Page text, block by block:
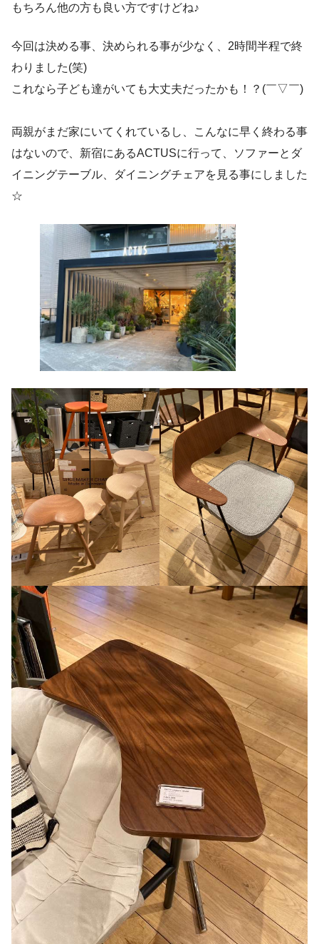
もちろん他の方も良い方ですけどね♪
今回は決める事、決められる事が少なく、2時間半程で終
わりました(笑)
これなら子ども達がいても大丈夫だったかも！？(￣▽￣)
両親がまだ家にいてくれているし、こんなに早く終わる事
はないので、新宿にあるACTUSに行って、ソファーとダ
イニングテーブル、ダイニングチェアを見る事にしました
☆